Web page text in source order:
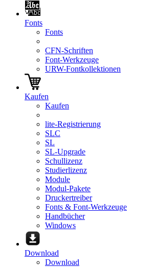
Fonts
Fonts
CFN-Schriften
Font-Werkzeuge
URW-Fontkollektionen
Kaufen
Kaufen
lite-Registrierung
SLC
SL
SL-Upgrade
Schullizenz
Studierlizenz
Module
Modul-Pakete
Druckertreiber
Fonts & Font-Werkzeuge
Handbücher
Windows
Download
Download